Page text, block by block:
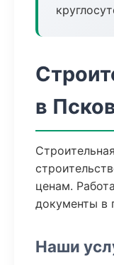
в
ценам.
документы в
Наши